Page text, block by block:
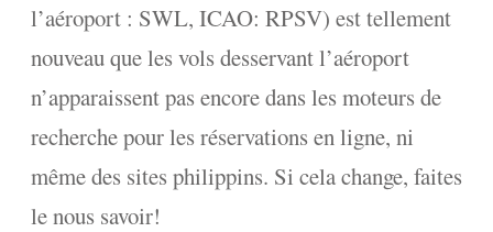
l’aéroport : SWL, ICAO: RPSV) est tellement
nouveau que les vols desservant l’aéroport
n’apparaissent pas encore dans les moteurs de
recherche pour les réservations en ligne, ni
même des sites philippins. Si cela change, faites
le nous savoir!